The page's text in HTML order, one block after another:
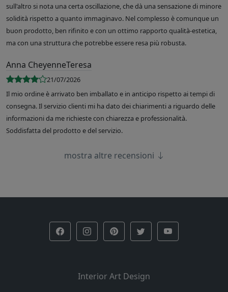
sull'altro si nota una certa oscillazione, che dà una sensazione di minore
solidità rispetto a quanto immaginavo. Nel complesso è comunque un
buon prodotto, ben rifinito e con un ottimo rapporto qualità-estetica,
ma con una struttura che potrebbe essere resa più robusta.
Anna CheyenneTeresa
21/07/2026
Il mio ordine è arrivato ben imballato e in anticipo rispetto ai tempi di
consegna. Il servizio clienti mi ha dato dei chiarimenti a riguardo delle
informazioni da me richieste con chiarezza e professionalità.
Soddisfatta del prodotto e del servizio.
mostra altre recensioni
Interior Art Design